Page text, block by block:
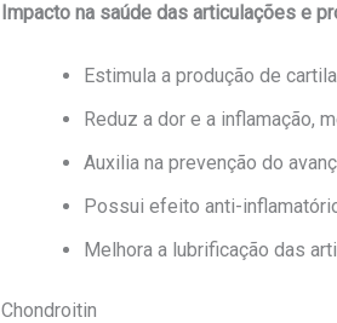
Impacto na saúde das articulações e
Estimula a produção de
Reduz a dor e a inflamação,
Auxilia na prevenção do
Possui efeito anti-
Melhora a lubrificação das
Chondroitin